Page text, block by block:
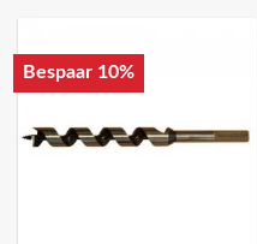
Bespaar 10%